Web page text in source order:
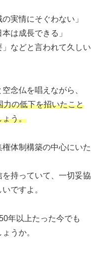
実情にそぐわない」
は成長できる」
」などと言われて久しい
念仏を唱えながら、
力の低下を招いたこと
ょう。
体制構築の中心にいた
持っていて、一切妥協
ですよ。
年以上たった今でも
うか。